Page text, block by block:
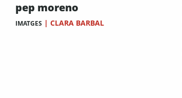
pep moreno
IMATGES | CLARA BARBAL